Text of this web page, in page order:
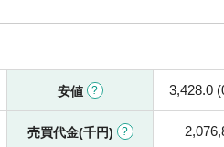
安値 3,428.0
売買代金(千円)